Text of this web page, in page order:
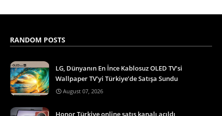
RANDOM POSTS
LG, Dünyanın En İnce Kablosuz OLED TV’si
Wallpaper TV’yi Türkiye’de Satışa Sundu
August 07, 2026
Honor Türkiye online satış kanalı açıldı